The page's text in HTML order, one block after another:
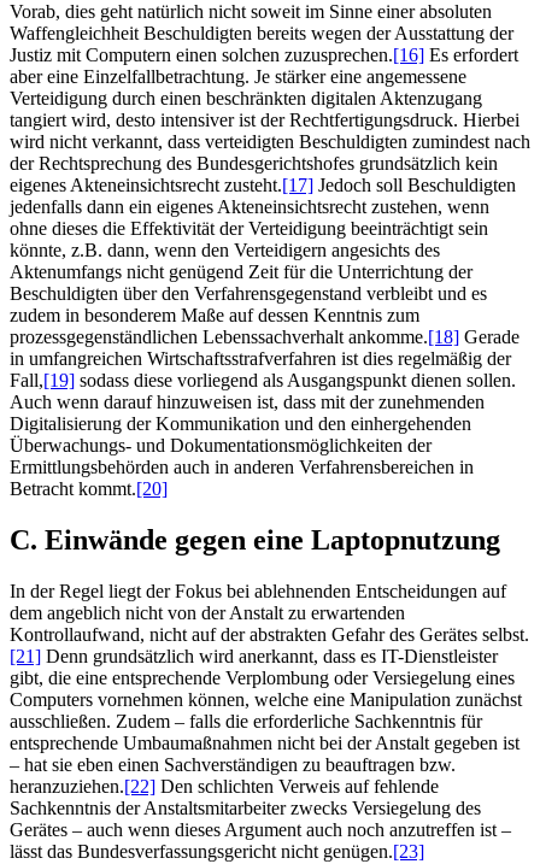
Vorab, dies geht natürlich nicht soweit im Sinne einer absoluten
Waffengleichheit Beschuldigten bereits wegen der Ausstattung der
Justiz mit Computern einen solchen zuzusprechen.[16] Es erfordert
aber eine Einzelfallbetrachtung. Je stärker eine angemessene
Verteidigung durch einen beschränkten digitalen Aktenzugang
tangiert wird, desto intensiver ist der Rechtfertigungsdruck. Hierbei
wird nicht verkannt, dass verteidigten Beschuldigten zumindest nach
der Rechtsprechung des Bundesgerichtshofes grundsätzlich kein
eigenes Akteneinsichtsrecht zusteht.[17] Jedoch soll Beschuldigten
jedenfalls dann ein eigenes Akteneinsichtsrecht zustehen, wenn
ohne dieses die Effektivität der Verteidigung beeinträchtigt sein
könnte, z.B. dann, wenn den Verteidigern angesichts des
Aktenumfangs nicht genügend Zeit für die Unterrichtung der
Beschuldigten über den Verfahrensgegenstand verbleibt und es
zudem in besonderem Maße auf dessen Kenntnis zum
prozessgegenständlichen Lebenssachverhalt ankomme.[18] Gerade
in umfangreichen Wirtschaftsstrafverfahren ist dies regelmäßig der
Fall,[19] sodass diese vorliegend als Ausgangspunkt dienen sollen.
Auch wenn darauf hinzuweisen ist, dass mit der zunehmenden
Digitalisierung der Kommunikation und den einhergehenden
Überwachungs- und Dokumentationsmöglichkeiten der
Ermittlungsbehörden auch in anderen Verfahrensbereichen in
Betracht kommt.[20]
C. Einwände gegen eine Laptopnutzung
In der Regel liegt der Fokus bei ablehnenden Entscheidungen auf
dem angeblich nicht von der Anstalt zu erwartenden
Kontrollaufwand, nicht auf der abstrakten Gefahr des Gerätes selbst.
[21] Denn grundsätzlich wird anerkannt, dass es IT-Dienstleister
gibt, die eine entsprechende Verplombung oder Versiegelung eines
Computers vornehmen können, welche eine Manipulation zunächst
ausschließen. Zudem – falls die erforderliche Sachkenntnis für
entsprechende Umbaumaßnahmen nicht bei der Anstalt gegeben ist
– hat sie eben einen Sachverständigen zu beauftragen bzw.
heranzuziehen.[22] Den schlichten Verweis auf fehlende
Sachkenntnis der Anstaltsmitarbeiter zwecks Versiegelung des
Gerätes – auch wenn dieses Argument auch noch anzutreffen ist –
lässt das Bundesverfassungsgericht nicht genügen.[23]